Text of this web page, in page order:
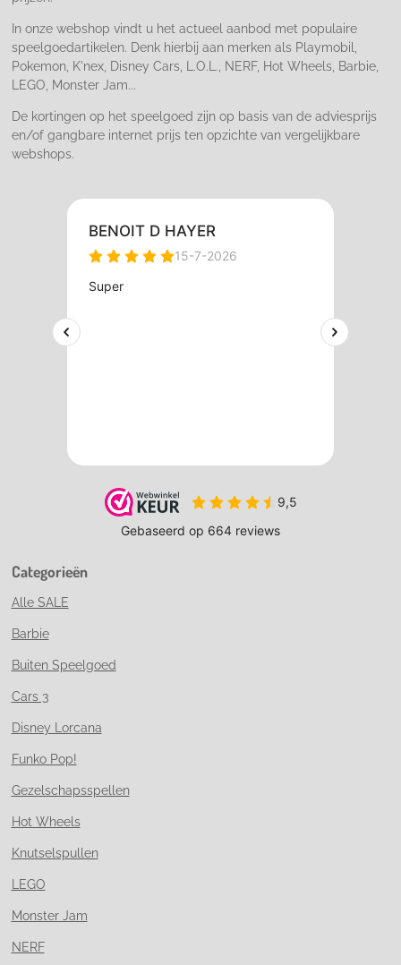
In onze webshop vindt u het actueel aanbod met populaire
speelgoedartikelen. Denk hierbij aan merken als Playmobil,
Pokemon, K'nex, Disney Cars, L.O.L., NERF, Hot Wheels, Barbie,
LEGO, Monster Jam...
De kortingen op het speelgoed zijn op basis van de adviesprijs
en/of gangbare internet prijs ten opzichte van vergelijkbare
webshops.
Categorieën
Alle SALE
Barbie
Buiten Speelgoed
Cars 3
Disney Lorcana
Funko Pop!
Gezelschapsspellen
Hot Wheels
Knutselspullen
LEGO
Monster Jam
NERF